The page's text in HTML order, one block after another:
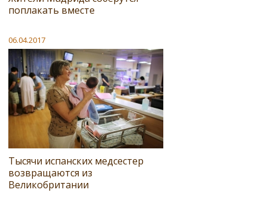
поплакать вместе
06.04.2017
Тысячи испанских медсестер
возвращаются из
Великобритании